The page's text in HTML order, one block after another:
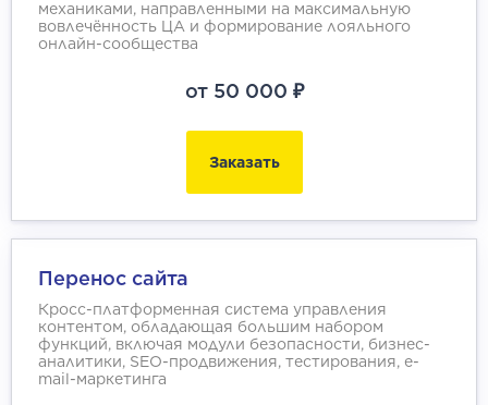
механиками, направленными на максимальную
вовлечённость ЦА и формирование лояльного
онлайн-сообщества
от 50 000 ₽
Заказать
Перенос сайта
Кросс-платформенная система управления
контентом, обладающая большим набором
функций, включая модули безопасности, бизнес-
аналитики, SEO-продвижения, тестирования, e-
mail-маркетинга